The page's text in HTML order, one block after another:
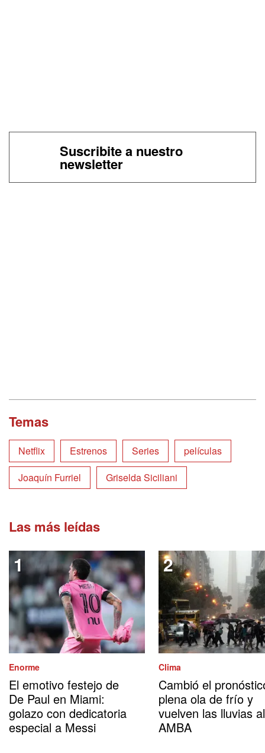
Suscribite a nuestro
newsletter
Temas
Netflix Estrenos Series
películas
Joaquín Furriel
Griselda Siciliani
Las más leídas
Enorme
El emotivo festejo de
De Paul en Miami:
golazo con dedicatoria
especial a Messi
Clima
Cambió el
plena ola de frío y
vuelven las lluvias al
AMBA